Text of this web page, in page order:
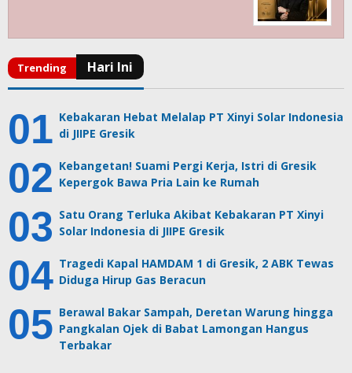
Kebakaran Hebat Melalap PT Xinyi Solar Indonesia
di JIIPE Gresik
Kebangetan! Suami Pergi Kerja, Istri di Gresik
Kepergok Bawa Pria Lain ke Rumah
Satu Orang Terluka Akibat Kebakaran PT Xinyi
Solar Indonesia di JIIPE Gresik
Tragedi Kapal HAMDAM 1 di Gresik, 2 ABK Tewas
Diduga Hirup Gas Beracun
Berawal Bakar Sampah, Deretan Warung hingga
Pangkalan Ojek di Babat Lamongan Hangus
Terbakar